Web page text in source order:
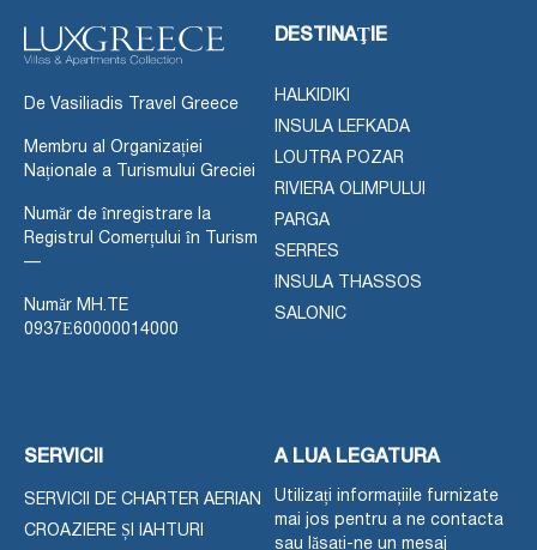
De Vasiliadis Travel Greece
Membru al Organizației
Naționale a Turismului Greciei
Număr de înregistrare la
Registrul Comerțului în Turism
—
Număr MH.TE
0937Ε60000014000
DESTINAŢIE
HALKIDIKI
INSULA LEFKADA
LOUTRA POZAR
RIVIERA OLIMPULUI
PARGA
SERRES
INSULA THASSOS
SALONIC
SERVICII
SERVICII DE CHARTER AERIAN
CROAZIERE ȘI IAHTURI
A LUA LEGATURA
Utilizați informațiile furnizate
mai jos pentru a ne contacta
sau lăsați-ne un mesaj